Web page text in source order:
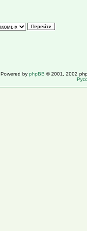
Powered by phpBB © 2001, 2002